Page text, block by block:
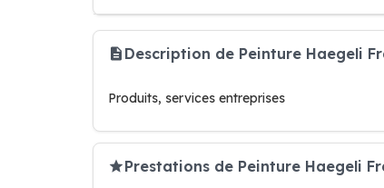
Description de Peinture Haegeli
Produits, services entreprises
Prestations de Peinture Haegeli